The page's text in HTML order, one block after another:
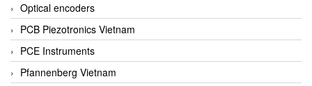
Optical encoders
PCB Piezotronics Vietnam
PCE Instruments
Pfannenberg Vietnam